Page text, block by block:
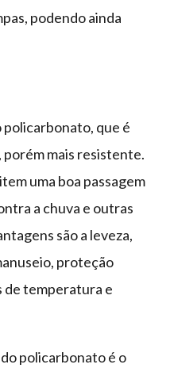
podendo ainda
que é
mais resistente.
uma boa passagem
a chuva e outras
são a leveza,
proteção
de temperatura e
policarbonato é o